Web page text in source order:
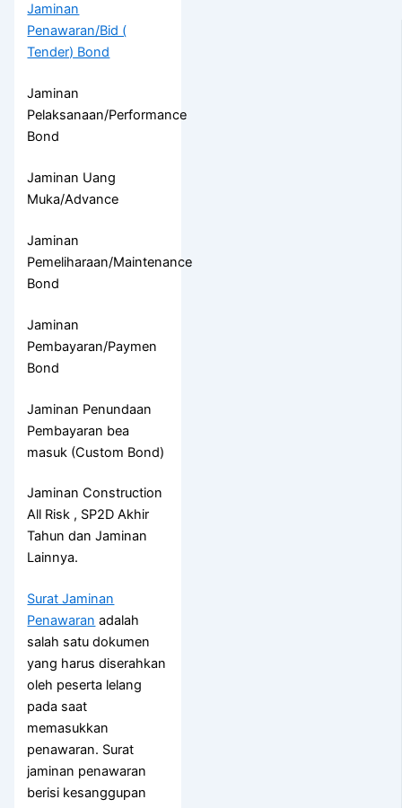
Jaminan
Penawaran/Bid (
Tender) Bond
Jaminan
Pelaksanaan/Performance
Bond
Jaminan Uang
Muka/Advance
Jaminan
Pemeliharaan/Maintenance
Bond
Jaminan
Pembayaran/Paymen
Bond
Jaminan Penundaan
Pembayaran bea
masuk (Custom Bond)
Jaminan Construction
All Risk , SP2D Akhir
Tahun dan Jaminan
Lainnya.
Surat Jaminan
Penawaran adalah
salah satu dokumen
yang harus diserahkan
oleh peserta lelang
pada saat
memasukkan
penawaran. Surat
jaminan penawaran
berisi kesanggupan